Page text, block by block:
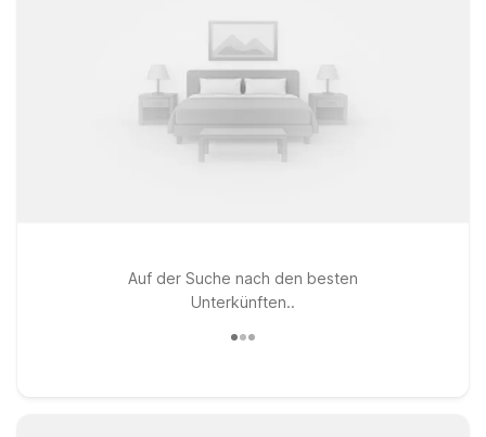
Auf der Suche nach den besten
Unterkünften..